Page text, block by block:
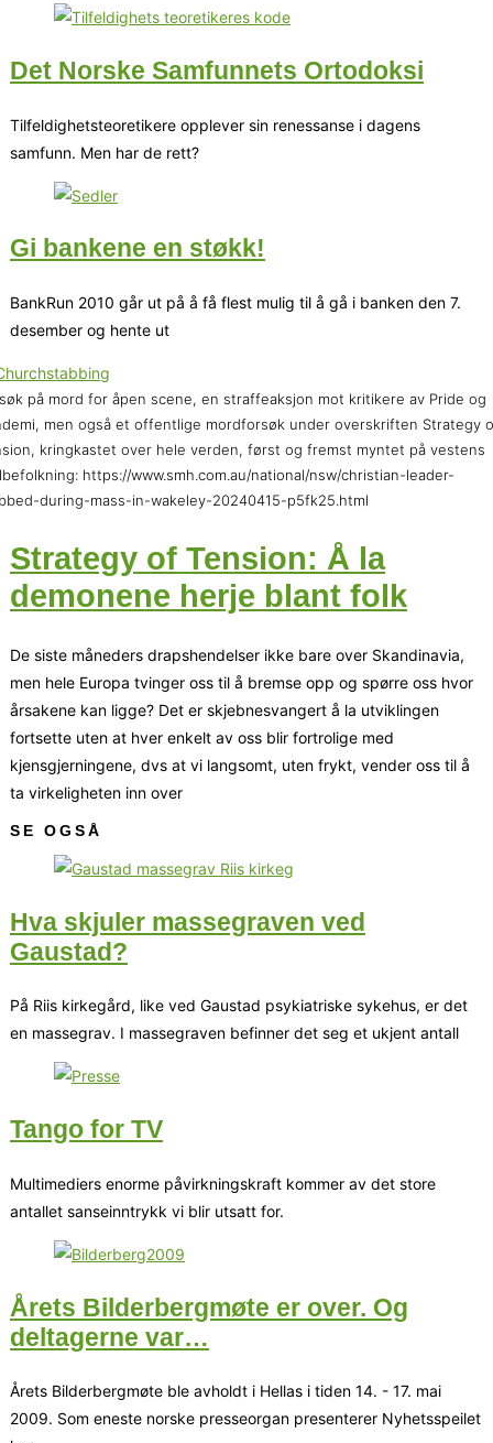
Det Norske Samfunnets Ortodoksi
Tilfeldighetsteoretikere opplever sin renessanse i dagens
samfunn. Men har de rett?
Gi bankene en støkk!
BankRun 2010 går ut på å få flest mulig til å gå i banken den 7.
desember og hente ut
på mord for åpen scene, en straffeaksjon mot kritikere av Pride og
men også et offentlige mordforsøk under overskriften Strategy
kringkastet over hele verden, først og fremst myntet på vestens
https://www.smh.com.au/national/nsw/christian-leader-
during-mass-in-wakeley-20240415-p5fk25.html
Strategy of Tension: Å la
demonene herje blant folk
De siste måneders drapshendelser ikke bare over Skandinavia,
men hele Europa tvinger oss til å bremse opp og spørre oss hvor
årsakene kan ligge? Det er skjebnesvangert å la utviklingen
fortsette uten at hver enkelt av oss blir fortrolige med
kjensgjerningene, dvs at vi langsomt, uten frykt, vender oss til å
ta virkeligheten inn over
SE OGSÅ
Hva skjuler massegraven ved
Gaustad?
På Riis kirkegård, like ved Gaustad psykiatriske sykehus, er det
en massegrav. I massegraven befinner det seg et ukjent antall
Tango for TV
Multimediers enorme påvirkningskraft kommer av det store
antallet sanseinntrykk vi blir utsatt for.
Årets Bilderbergmøte er over. Og
deltagerne var…
Årets Bilderbergmøte ble avholdt i Hellas i tiden 14. - 17. mai
2009. Som eneste norske presseorgan presenterer Nyhetsspeilet